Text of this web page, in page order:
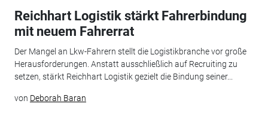
Reichhart Logistik stärkt Fahrerbindung
mit neuem Fahrerrat
Der Mangel an Lkw-Fahrern stellt die Logistikbranche vor große
Herausforderungen. Anstatt ausschließlich auf Recruiting zu
setzen, stärkt Reichhart Logistik gezielt die Bindung seiner...
von Deborah Baran